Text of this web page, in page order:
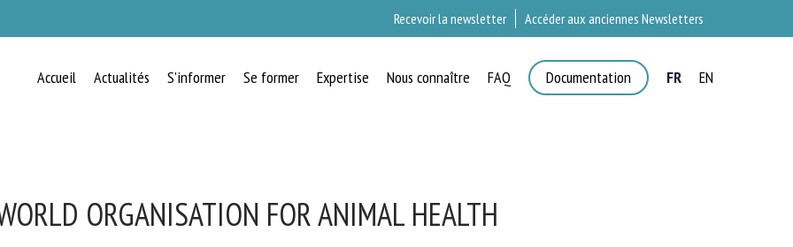
Recevoir la newsletter Accéder aux anciennes Newsletters
Accueil Actualités S’informer Se former Expertise Nous connaître FAQ Documentation FR EN
ORGANISATION FOR ANIMAL HEALTH